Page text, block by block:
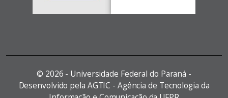
© 2026 - Universidade Federal do Paraná -
Desenvolvido pela AGTIC - Agência de Tecnologia da